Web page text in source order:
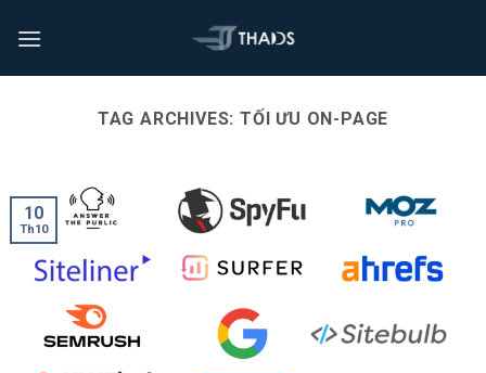
TAG ARCHIVES: TỐI ƯU ON-PAGE
10
Th10